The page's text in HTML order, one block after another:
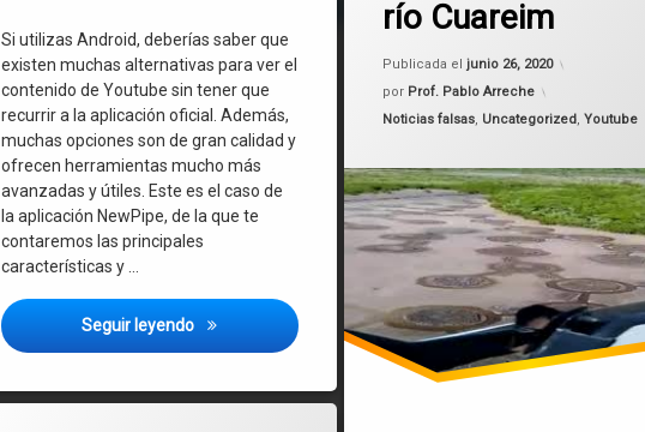
Si utilizas Android, deberías saber que
existen muchas alternativas para ver el
contenido de Youtube sin tener que
recurrir a la aplicación oficial. Además,
muchas opciones son de gran calidad y
ofrecen herramientas mucho más
avanzadas y útiles. Este es el caso de
la aplicación NewPipe, de la que te
contaremos las principales
características y …
Seguir leyendo Escucha videos de Youtube en segundo plano y descarga
río Cuareim
Publicada eljunio 26, 2020
por Prof. Pablo Arreche
Categorías:
Noticias falsas, Uncategorized,Youtube
noticia falsa
Youtube